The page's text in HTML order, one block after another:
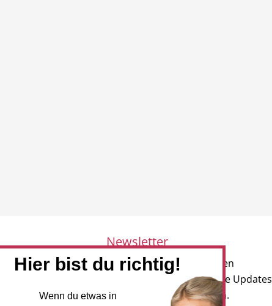
Newsletter
Melden Sie sich für unseren
Newsletter an, um neueste Updates
und Angebote zu erhalten.
Hier bist du richtig!
Wenn du etwas in